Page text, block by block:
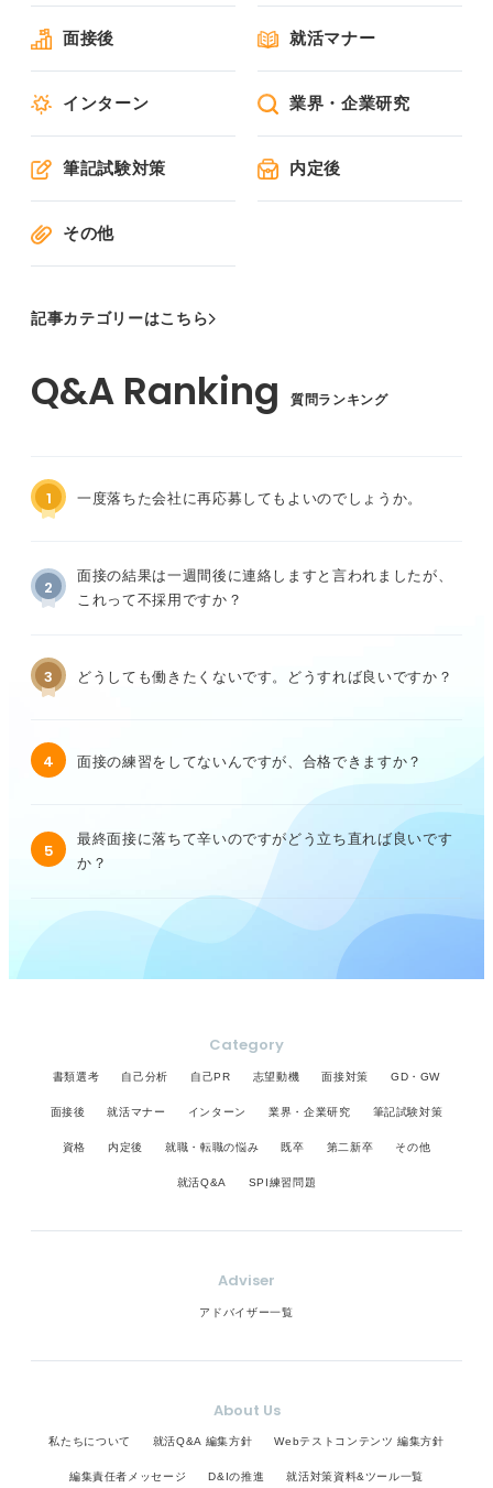
面接後 就活マナー
インターン 業界・企業研究
筆記試験対策 内定後
その他
記事カテゴリーはこちら
質問ランキング
1 一度落ちた会社に再応募してもよいのでしょうか。
2
面接の結果は一週間後に連絡しますと言われましたが、
これって不採用ですか？
3 どうしても働きたくないです。どうすれば良いですか？
4 面接の練習をしてないんですが、合格できますか？
5
最終面接に落ちて辛いのですがどう立ち直れば良いです
か？
Category
書類選考 自己分析 自己PR 志望動機 面接対策 GD・GW
面接後 就活マナー インターン 業界・企業研究 筆記試験対策
資格 内定後 就職・転職の悩み 既卒 第二新卒 その他
就活Q&A SPI練習問題
Adviser
アドバイザー一覧
About Us
私たちについて 就活Q&A 編集方針 Webテストコンテンツ 編集方針
編集責任者メッセージ D&Iの推進 就活対策資料&ツール一覧